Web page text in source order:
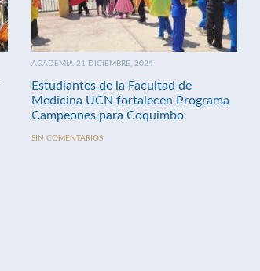
ACADEMIA 21 DICIEMBRE, 2024
Estudiantes de la Facultad de
Medicina UCN fortalecen Programa
Campeones para Coquimbo
SIN COMENTARIOS